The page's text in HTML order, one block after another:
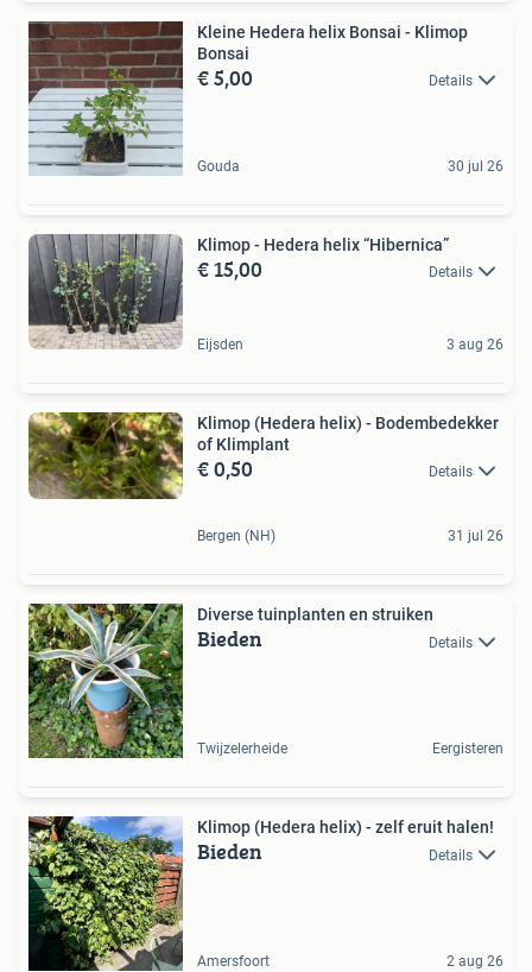
Kleine Hedera helix Bonsai - Klimop
Bonsai
€ 5,00 Details
Gouda 30 jul 26
Klimop - Hedera helix “Hibernica”
€ 15,00 Details
Eijsden 3 aug 26
Klimop (Hedera helix) - Bodembedekker
of Klimplant
€ 0,50 Details
Bergen (NH) 31 jul 26
Diverse tuinplanten en struiken
Bieden Details
Twijzelerheide Eergisteren
Klimop (Hedera helix) - zelf eruit halen!
Bieden Details
Amersfoort 2 aug 26